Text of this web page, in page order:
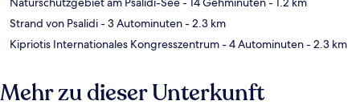
Strand von Psalidi- 3 Autominuten- 2.3 km
Kipriotis Internationales Kongresszentrum- 4 Autominuten- 2.3 km
Mehr zu dieser Unterkunft